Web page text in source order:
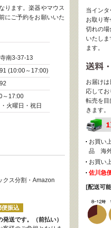
ります。楽器やマウス
にご予約をお願いいた
南3-37-13
(10:00～17:00)
～17:00
火曜日・祝日
クス分割・Amazon
便振込
送です。（前払い）
当インタ
お取り
切れの場
いたし
ます。
お届け
応して
転売を目
きます。
お買い
品 海外
お買い
佐川急
[配送可